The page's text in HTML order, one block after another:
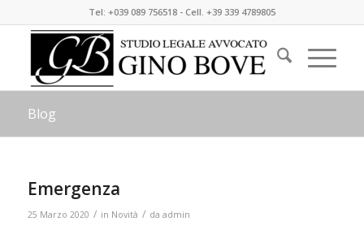
Tel: +039 089 756518 - Cell. +39 339 4789805
Blog
Emergenza
25 Marzo 2020 / in Novità / da admin